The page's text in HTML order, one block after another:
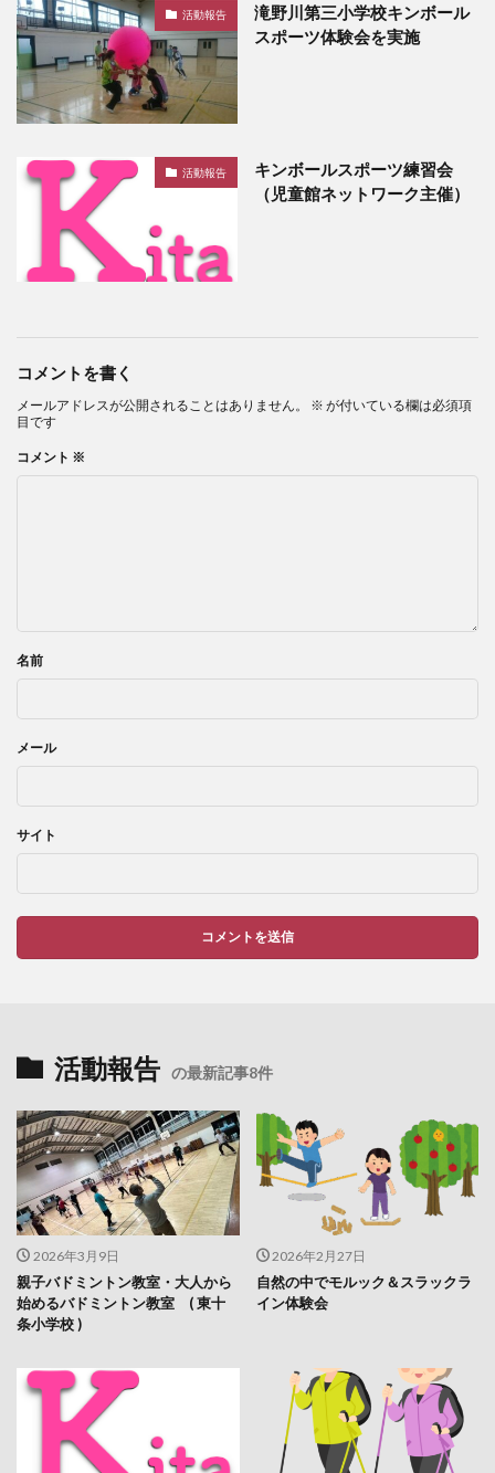
活動報告
滝野川第三小学校キンボール
スポーツ体験会を実施
活動報告
キンボールスポーツ練習会
（児童館ネットワーク主催）
コメントを書く
メールアドレスが公開されることはありません。 ※ が付いている欄は必須項
目です
コメント ※
名前
メール
サイト
活動報告 の最新記事8件
2026年3月9日
親子バドミントン教室・大人から
始めるバドミントン教室 ( 東十
条小学校 )
2026年2月27日
自然の中でモルック＆スラックラ
イン体験会